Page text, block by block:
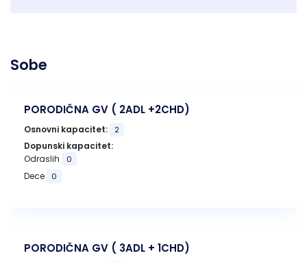
Sobe
PORODIČNA GV ( 2ADL +2CHD)
Osnovni kapacitet: 2
Dopunski kapacitet:
Odraslih
0
Dece 0
PORODIČNA GV ( 3ADL + 1CHD)